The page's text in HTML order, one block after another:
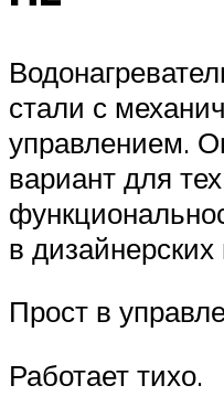
стали с
управлением.
вариант для
в дизайнерских
Прост в
Работает тихо.